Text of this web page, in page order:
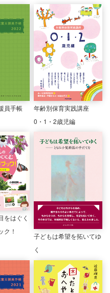
員手帳
年齢別保育実践講座
0・1・2歳児編
をはぐく
ク！
子どもは希望を拓いてゆ
く